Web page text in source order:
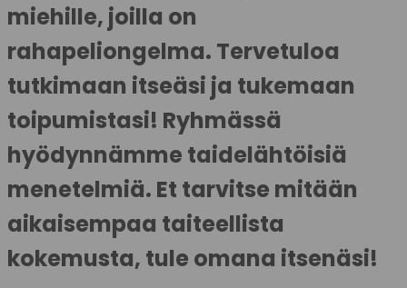
miehille, joilla on
rahapeliongelma. Tervetuloa
tutkimaan itseäsi ja tukemaan
toipumistasi! Ryhmässä
hyödynnämme taidelähtöisiä
menetelmiä. Et tarvitse mitään
aikaisempaa taiteellista
kokemusta, tule omana itsenäsi!